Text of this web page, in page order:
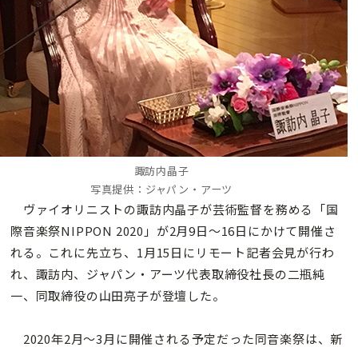
諏訪内晶子
写真提供：ジャパン・アーツ
ヴァイオリニストの諏訪内晶子が芸術監督を務める「国
際音楽祭NIPPON 2020」が2月9日〜16日にかけて開催さ
れる。これに先立ち、1月15日にリモート記者会見が行わ
れ、諏訪内、ジャパン・アーツ代表取締役社長の二瓶純
一、同取締役の山田亮子が登壇した。
2020年2月〜3月に開催される予定だった同音楽祭は、新